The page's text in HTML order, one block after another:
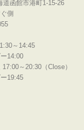
道函館市港町1-15-26
側
～14:45
14:00
～20:30（Close）
19:45